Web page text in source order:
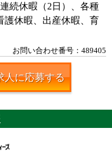
続休暇（2日）、各種
護休暇、出産休暇、育
お問い合わせ番号：489405
人に応募する